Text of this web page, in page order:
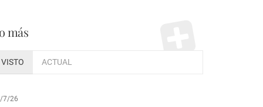
más
VISTO ACTUAL
7/26